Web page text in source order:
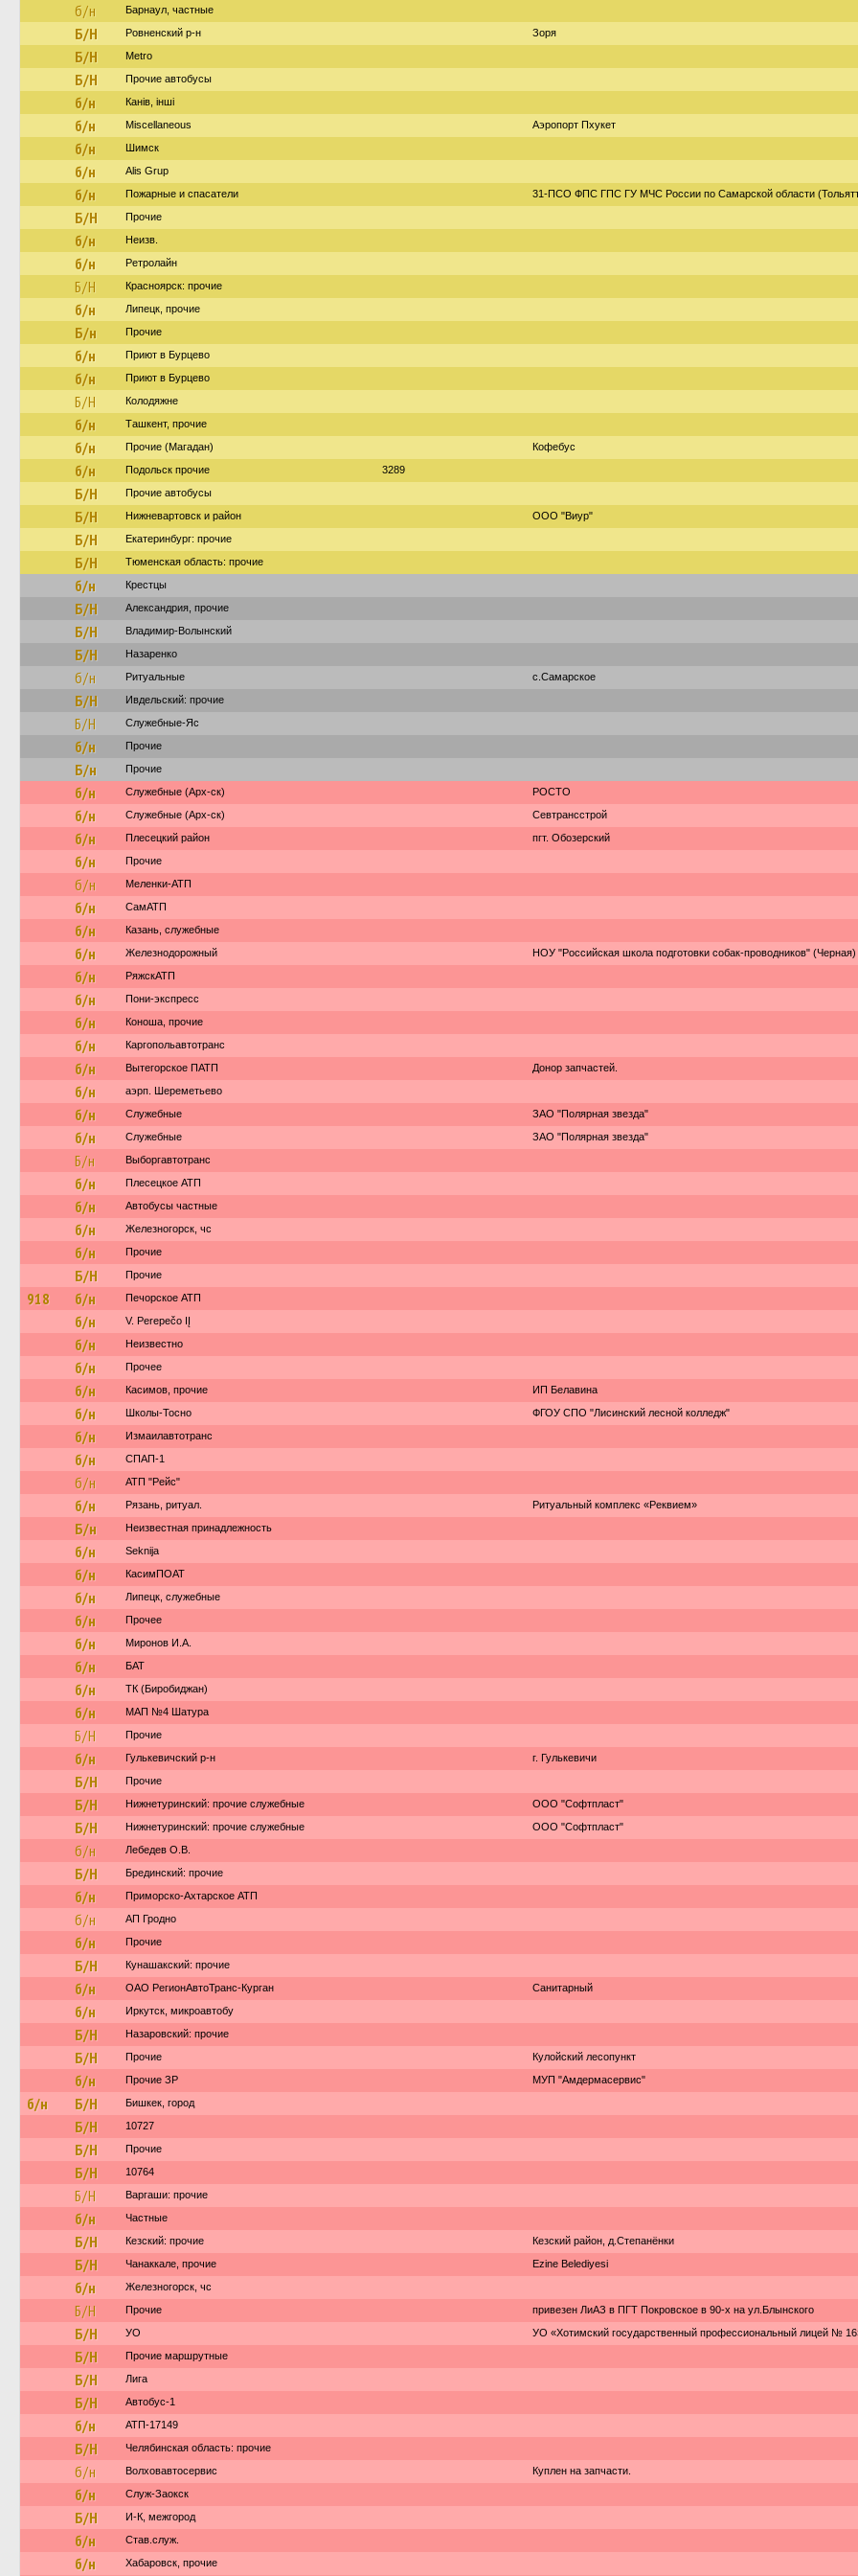
б/н Барнаул, частные
Б/Н Ровненский р-н Зоря
Б/Н Metro
Б/Н Прочие автобусы
б/н Канів, інші
б/н Miscellaneous Аэропорт Пхукет
б/н Шимск
б/н Alis Grup
б/н Пожарные и спасатели 31-ПСО ФПС ГПС ГУ МЧС России по Самарской области
Б/Н Прочие
б/н Неизв.
б/н Ретролайн
Б/Н Красноярск: прочие
б/н Липецк, прочие
Б/н Прочие
б/н Приют в Бурцево
б/н Приют в Бурцево
Б/Н Колодяжне
б/н Ташкент, прочие
б/н Прочие (Магадан) Кофебус
б/н Подольск прочие 3289
Б/Н Прочие автобусы
Б/Н Нижневартовск и район ООО "Виур"
Б/Н Екатеринбург: прочие
Б/Н Тюменская область: прочие
б/н Крестцы
Б/Н Александрия, прочие
Б/Н Владимир-Волынский
Б/Н Назаренко
б/н Ритуальные с.Самарское
Б/Н Ивдельский: прочие
Б/Н Служебные-Яс
б/н Прочие
Б/н Прочие
б/н Служебные (Арх-ск) РОСТО
б/н Служебные (Арх-ск) Севтрансстрой
б/н Плесецкий район пгт. Обозерский
б/н Прочие
б/н Меленки-АТП
б/н СамАТП
б/н Казань, служебные
б/н Железнодорожный НОУ "Российская школа подготовки собак-проводников" (Черная)
б/н РяжскАТП
б/н Пони-экспресс
б/н Коноша, прочие
б/н Каргопольавтотранс
б/н Вытегорское ПАТП Донор запчастей.
б/н аэрп. Шереметьево
б/н Служебные ЗАО "Полярная звезда"
б/н Служебные ЗАО "Полярная звезда"
Б/н Выборгавтотранс
б/н Плесецкое АТП
б/н Автобусы частные
б/н Железногорск, чс
б/н Прочие
Б/Н Прочие
918 б/н Печорское АТП
б/н V. Perepečo IĮ
б/н Неизвестно
б/н Прочее
б/н Касимов, прочие ИП Белавина
б/н Школы-Тосно ФГОУ СПО "Лисинский лесной колледж"
б/н Измаилавтотранс
б/н СПАП-1
б/н АТП "Рейс"
б/н Рязань, ритуал. Ритуальный комплекс «Реквием»
Б/н Неизвестная принадлежность
б/н Seknija
б/н КасимПОАТ
б/н Липецк, служебные
б/н Прочее
б/н Миронов И.А.
б/н БАТ
б/н ТК (Биробиджан)
б/н МАП №4 Шатура
Б/Н Прочие
б/н Гулькевичский р-н г. Гулькевичи
Б/Н Прочие
Б/Н Нижнетуринский: прочие служебные ООО "Софтпласт"
Б/Н Нижнетуринский: прочие служебные ООО "Софтпласт"
б/н Лебедев О.В.
Б/Н Брединский: прочие
б/н Приморско-Ахтарское АТП
б/н АП Гродно
б/н Прочие
Б/Н Кунашакский: прочие
б/н ОАО РегионАвтоТранс-Курган Санитарный
б/н Иркутск, микроавтобу
Б/Н Назаровский: прочие
Б/Н Прочие Кулойский лесопункт
б/н Прочие ЗР МУП "Амдермасервис"
б/н Б/Н Бишкек, город
Б/Н 10727
Б/Н Прочие
Б/Н 10764
Б/Н Варгаши: прочие
б/н Частные
Б/Н Кезский: прочие Кезский район, д.Степанёнки
Б/Н Чанаккале, прочие Ezine Belediyesi
б/н Железногорск, чс
Б/Н Прочие привезен ЛиАЗ в ПГТ Покровское в 90-х на ул.Блынского
Б/Н УО УО «Хотимский государственный профессиональный лицей №
Б/Н Прочие маршрутные
Б/Н Лига
Б/Н Автобус-1
б/н АТП-17149
Б/Н Челябинская область: прочие
б/н Волховавтосервис Куплен на запчасти.
б/н Служ-Заокск
Б/Н И-К, межгород
б/н Став.служ.
б/н Хабаровск, прочие